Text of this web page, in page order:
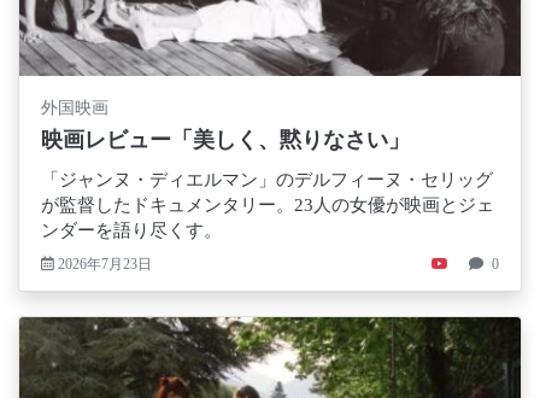
外国映画
映画レビュー「美しく、黙りなさい」
「ジャンヌ・ディエルマン」のデルフィーヌ・セリッグ
が監督したドキュメンタリー。23人の女優が映画とジェ
ンダーを語り尽くす。
2026年7月23日 0